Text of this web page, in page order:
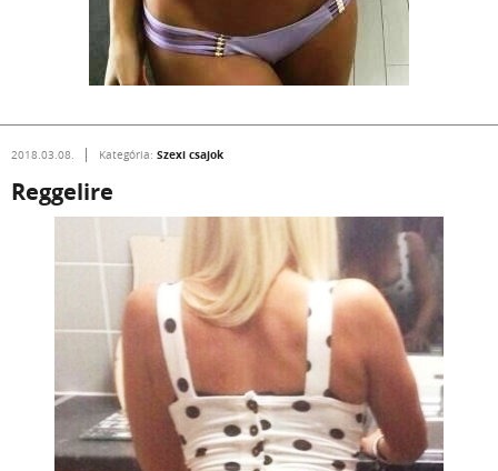
2018.03.08. Kategória: Szexi csajok
Reggelire